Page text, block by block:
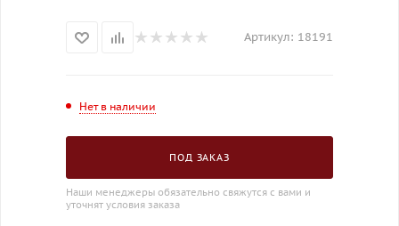
Артикул: 18191
Нет в наличии
ПОД ЗАКАЗ
Наши менеджеры обязательно свяжутся с вами и
уточнят условия заказа